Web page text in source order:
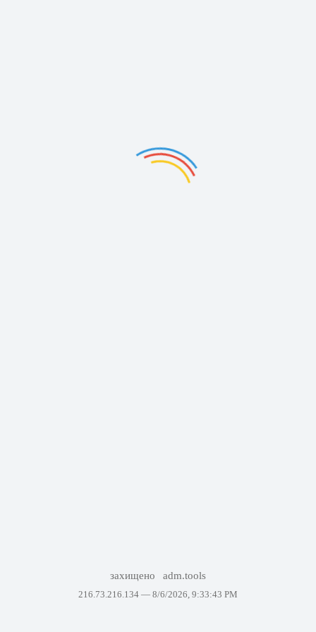
захищено adm.tools
216.73.216.134 — 8/6/2026, 9:33:43 PM